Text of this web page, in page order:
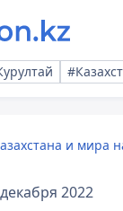
и мира
2022